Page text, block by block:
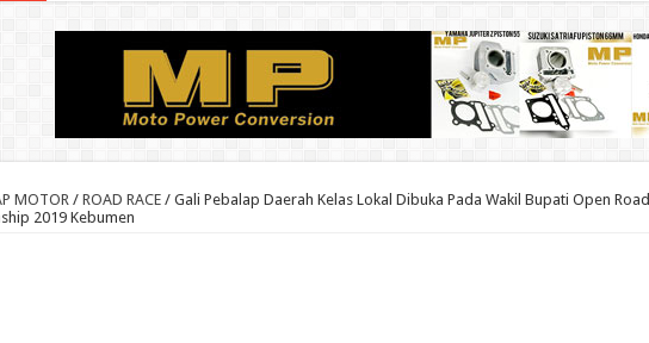
MOTOR / ROAD RACE / Gali Pebalap Daerah Kelas Lokal Dibuka Pada Wakil Bupati Open Road
2019 Kebumen